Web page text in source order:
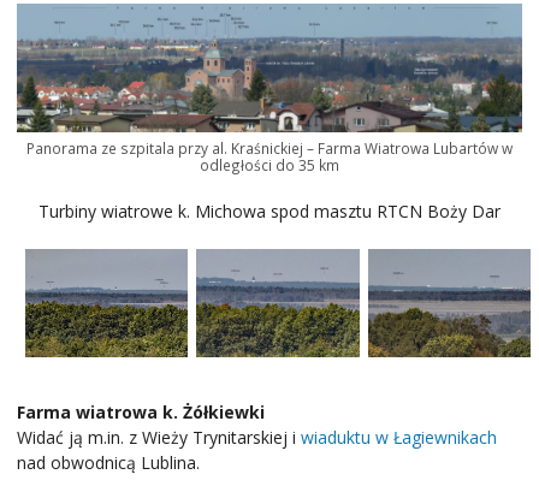
Panorama ze szpitala przy al. Kraśnickiej – Farma Wiatrowa Lubartów w
odległości do 35 km
Turbiny wiatrowe k. Michowa spod masztu RTCN Boży Dar
Farma wiatrowa k. Żółkiewki
Widać ją m.in. z Wieży Trynitarskiej i wiaduktu w Łagiewnikach
nad obwodnicą Lublina.